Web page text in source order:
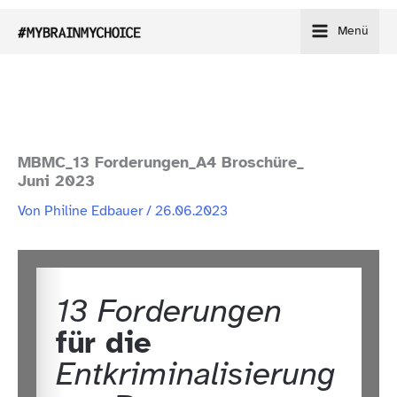
Inhalt
Menü
MBMC_​13 Forderungen_​A4 Broschüre_​
Juni 2023
Von Philine Edbauer/26.06.2023